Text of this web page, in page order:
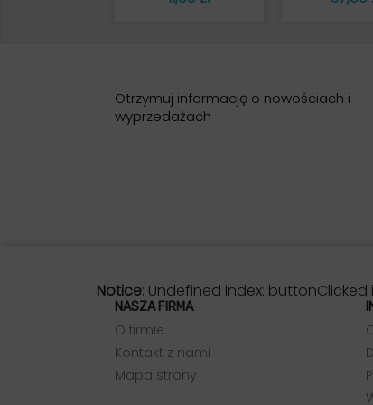
Otrzymuj informację o nowościach i
wyprzedażach
Notice: Undefined index: buttonClicked
NASZA FIRMA
O firmie
Kontakt z nami
Mapa strony